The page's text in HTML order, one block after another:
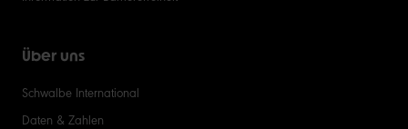
Über uns
Schwalbe International
Daten & Zahlen